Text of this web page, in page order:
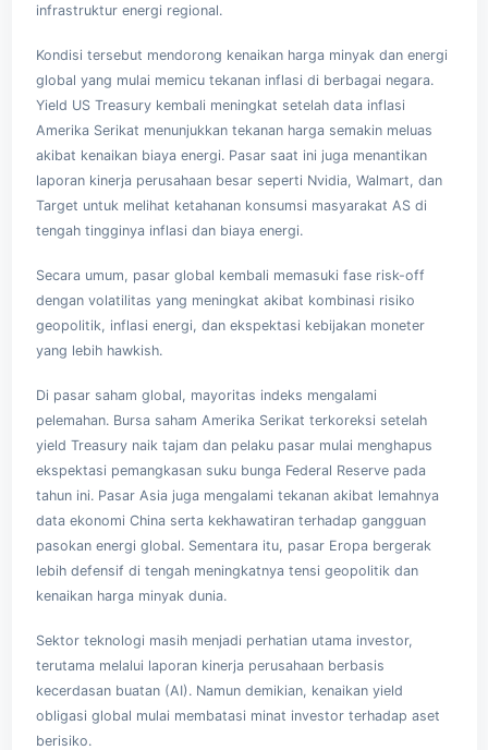
infrastruktur energi regional.
Kondisi tersebut mendorong kenaikan harga minyak dan energi
global yang mulai memicu tekanan inflasi di berbagai negara.
Yield US Treasury kembali meningkat setelah data inflasi
Amerika Serikat menunjukkan tekanan harga semakin meluas
akibat kenaikan biaya energi. Pasar saat ini juga menantikan
laporan kinerja perusahaan besar seperti Nvidia, Walmart, dan
Target untuk melihat ketahanan konsumsi masyarakat AS di
tengah tingginya inflasi dan biaya energi.
Secara umum, pasar global kembali memasuki fase risk-off
dengan volatilitas yang meningkat akibat kombinasi risiko
geopolitik, inflasi energi, dan ekspektasi kebijakan moneter
yang lebih hawkish.
Di pasar saham global, mayoritas indeks mengalami
pelemahan. Bursa saham Amerika Serikat terkoreksi setelah
yield Treasury naik tajam dan pelaku pasar mulai menghapus
ekspektasi pemangkasan suku bunga Federal Reservepada
tahun ini. Pasar Asia juga mengalami tekanan akibat lemahnya
data ekonomi China serta kekhawatiran terhadap gangguan
pasokan energi global. Sementara itu, pasar Eropa bergerak
lebih defensif di tengah meningkatnya tensi geopolitik dan
kenaikan harga minyak dunia.
Sektor teknologi masih menjadi perhatian utama investor,
terutama melalui laporan kinerja perusahaan berbasis
kecerdasan buatan (AI). Namun demikian, kenaikan yield
obligasi global mulai membatasi minat investor terhadap aset
berisiko.